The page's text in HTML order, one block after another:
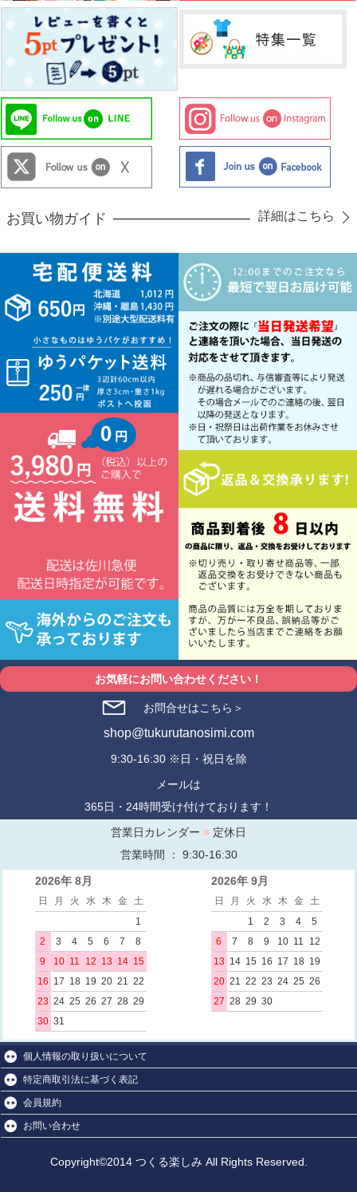
お買い物ガイド 詳細はこちら
お気軽にお問い合わせください！
お問合せはこちら＞
shop@tukurutanosimi.com
9:30-16:30 ※日・祝日を除
メールは
365日・24時間受け付けております！
営業日カレンダー ■ 定休日
営業時間 ： 9:30-16:30
2026年 8月
日 月 火 水 木 金
土
1
2
3 4 5 6 7
8
9
10 11 12 13 14 15
16 17 18 19 20 21 22
23 24 25 26 27 28 29
30 31
2026年 9月
日 月 火 水 木 金
土
1
2 3 4
5
6
7 8 9 10 11
12
13 14 15 16 17 18 19
20 21 22 23 24 25 26
27 28 29 30
個人情報の取り扱いについて
特定商取引法に基づく表記
会員規約
お問い合わせ
Copyright©2014 つくる楽しみ All Rights Reserved.